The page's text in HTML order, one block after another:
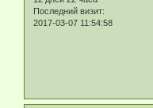
Последний визит:
2017-03-07 11:54:58